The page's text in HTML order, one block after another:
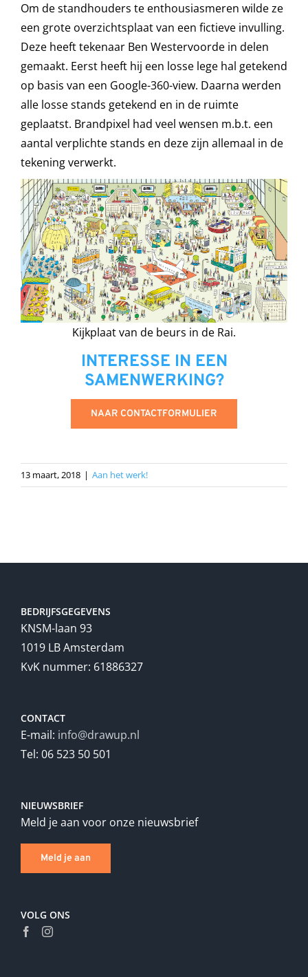
Om de standhouders te enthousiasmeren wilde ze
een grote overzichtsplaat van een fictieve invulling.
Deze heeft tekenaar Ben Westervoorde in delen
gemaakt. Eerst heeft hij een losse lege hal getekend
op basis van een Google-360-view. Daarna werden
alle losse stands getekend en in de ruimte
geplaatst. Brandpixel had veel wensen m.b.t. een
aantal verplichte stands en deze zijn allemaal in de
tekening verwerkt.
Kijkplaat van de beurs in de Rai.
INTERESSE IN EEN
SAMENWERKING?
NAAR CONTACTFORMULIER
13 maart, 2018 | Aan het werk!
BEDRIJFSGEGEVENS
KNSM-laan 93
1019 LB Amsterdam
KvK nummer: 61886327
CONTACT
E-mail: info@drawup.nl
Tel: 06 523 50 501
NIEUWSBRIEF
Meld je aan voor onze nieuwsbrief
Meld je aan
VOLG ONS